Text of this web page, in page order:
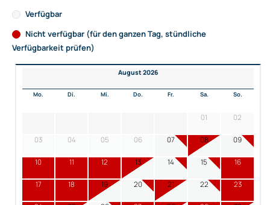
Verfügbar
Nicht verfügbar (für den ganzen Tag, stündliche
Verfügbarkeit prüfen)
August 2026
Mo. Di. Mi. Do. Fr. Sa. So.
01 02
03 04 05 06 07 08 09
10 11 12 13 14 15 16
17 18 19 20 21 22 23